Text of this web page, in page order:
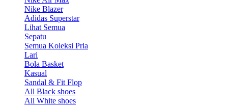
Nike Blazer
Adidas Superstar
Lihat Semua
Sepatu
Semua Koleksi Pria
Lari
Bola Basket
Kasual
Sandal & Fit Flop
All Black shoes
All White shoes